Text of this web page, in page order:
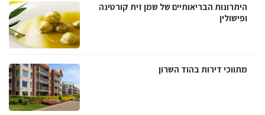
היתרונות הבריאותיים של שמן זית קורטינה
ופישולין
מתווכי דירות בהוד השרון